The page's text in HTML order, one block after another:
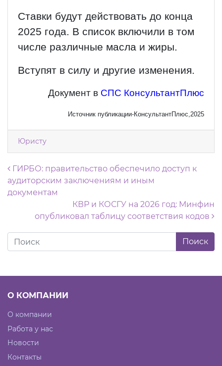
Ставки будут действовать до конца
2025 года. В список включили в том
числе различные масла и жиры.
Вступят в силу и другие изменения.
Документ в СПС КонсультантПлюс
Источник публикации-КонсультантПлюс,2025
Юристу
Навигация по записям
ГИРБО: правительство обеспечило доступ к
аудиторским заключениям и иным
документам
КВР и КОСГУ на 2026 год: Минфин
опубликовал таблицу соответствия кодов
О КОМПАНИИ
О компании
Работа у нас
Новости
Контакты